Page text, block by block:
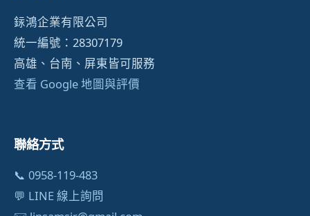
銢鴻企業有限公司
統一編號：28307179
高雄、台南、屏東皆可服務
查看 Google 地圖與評價
聯絡方式
📞 0958-119-483
💬 LINE 線上詢問